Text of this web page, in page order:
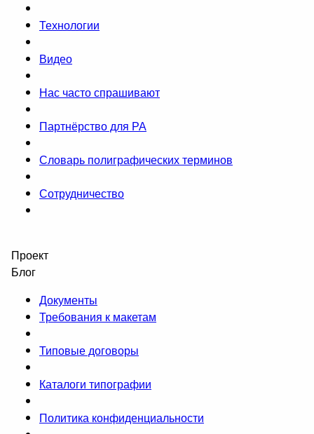
Технологии
Видео
Нас часто спрашивают
Партнёрство для РА
Словарь полиграфических терминов
Сотрудничество
Проект
Блог
Документы
Требования к макетам
Типовые договоры
Каталоги типографии
Политика конфиденциальности